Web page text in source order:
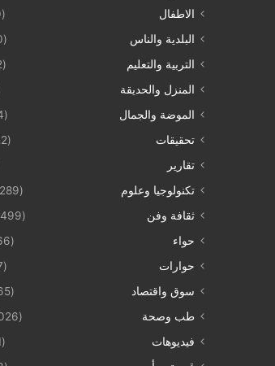
الاطفال
(10)
البلدية والناس
(50)
التربية والتعليم
(52)
المنزل والحديقة
الموضة والجمال
(34)
تحقيقات
(122)
تقارير
تكنولوجيا وعلوم
(2٬289)
ثقافة وفن
(3٬499)
حواء
(866)
حوارات
(67)
سوق واقتصاد
(465)
طب وصحة
(1٬026)
فيديوهات
(31)